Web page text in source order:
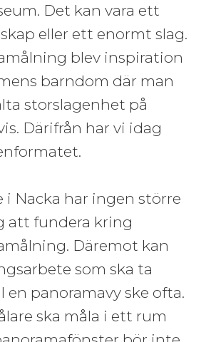
Det kan vara ett
eller ett enormt slag.
blev inspiration
barndom där man
storslagenhet på
Därifrån har vi idag
i Nacka har ingen större
att fundera kring
Däremot kan
som ska ta
en panoramavy ske ofta.
ska måla i ett rum